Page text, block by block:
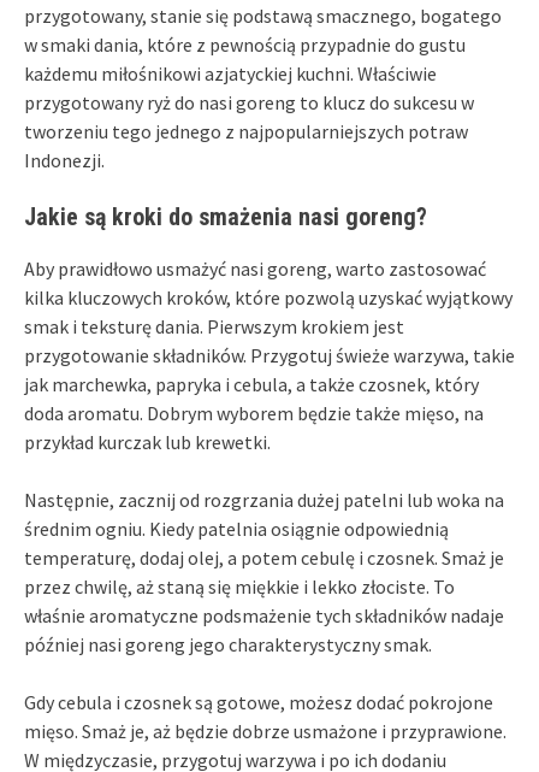
przygotowany, stanie się podstawą smacznego, bogatego
w smaki dania, które z pewnością przypadnie do gustu
każdemu miłośnikowi azjatyckiej kuchni. Właściwie
przygotowany ryż do nasi goreng to klucz do sukcesu w
tworzeniu tego jednego z najpopularniejszych potraw
Indonezji.
Jakie są kroki do smażenia nasi goreng?
Aby prawidłowo usmażyć nasi goreng, warto zastosować
kilka kluczowych kroków, które pozwolą uzyskać wyjątkowy
smak i teksturę dania. Pierwszym krokiem jest
przygotowanie składników. Przygotuj świeże warzywa, takie
jak marchewka, papryka i cebula, a także czosnek, który
doda aromatu. Dobrym wyborem będzie także mięso, na
przykład kurczak lub krewetki.
Następnie, zacznij od rozgrzania dużej patelni lub woka na
średnim ogniu. Kiedy patelnia osiągnie odpowiednią
temperaturę, dodaj olej, a potem cebulę i czosnek. Smaż je
przez chwilę, aż staną się miękkie i lekko złociste. To
właśnie aromatyczne podsmażenie tych składników nadaje
później nasi goreng jego charakterystyczny smak.
Gdy cebula i czosnek są gotowe, możesz dodać pokrojone
mięso. Smaż je, aż będzie dobrze usmażone i przyprawione.
W międzyczasie, przygotuj warzywa i po ich dodaniu